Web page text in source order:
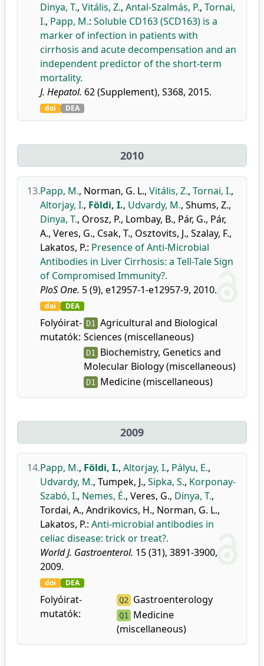
Dinya, T., Vitális, Z., Antal-Szalmás, P., Tornai,
I., Papp, M.: Soluble CD163 (SCD163) is a
marker of infection in patients with
cirrhosis and acute decompensation and an
independent predictor of the short-term
mortality.
J. Hepatol. 62 (Supplement), S368, 2015.
doi DEA
2010
13.Papp, M., Norman, G. L., Vitális, Z., Tornai, I.,
Altorjay, I., Földi, I., Udvardy, M., Shums, Z.,
Dinya, T., Orosz, P., Lombay, B., Pár, G., Pár,
A., Veres, G., Csak, T., Osztovits, J., Szalay, F.,
Lakatos, P.: Presence of Anti-Microbial
Antibodies in Liver Cirrhosis: a Tell-Tale Sign
of Compromised Immunity?.
PloS One. 5 (9), e12957-1-e12957-9, 2010.
doi DEA
Folyóirat-
mutatók:
D1 Agricultural and Biological
Sciences (miscellaneous)
D1 Biochemistry, Genetics and
Molecular Biology (miscellaneous)
D1 Medicine (miscellaneous)
2009
14.Papp, M., Földi, I., Altorjay, I., Pályu, E.,
Udvardy, M., Tumpek, J., Sipka, S., Korponay-
Szabó, I., Nemes, É., Veres, G., Dinya, T.,
Tordai, A., Andrikovics, H., Norman, G. L.,
Lakatos, P.: Anti-microbial antibodies in
celiac disease: trick or treat?.
World J. Gastroenterol. 15 (31), 3891-3900,
2009.
doi DEA
Folyóirat-
mutatók:
Q2 Gastroenterology
Q1
Medicine
(miscellaneous)